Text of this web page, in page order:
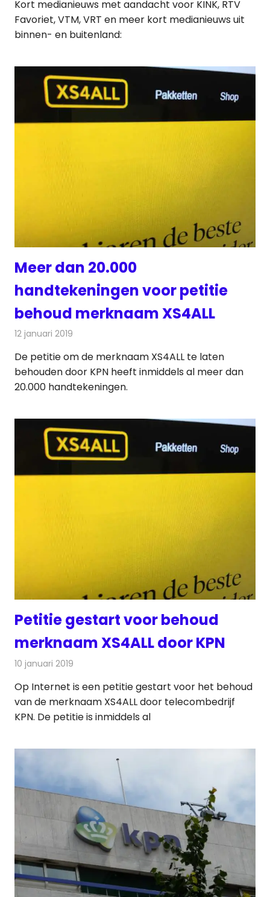
Kort medianieuws met aandacht voor KINK, RTV
Favoriet, VTM, VRT en meer kort medianieuws uit
binnen- en buitenland:
Meer dan 20.000
handtekeningen voor petitie
behoud merknaam XS4ALL
12 januari 2019
De petitie om de merknaam XS4ALL te laten
behouden door KPN heeft inmiddels al meer dan
20.000 handtekeningen.
Petitie gestart voor behoud
merknaam XS4ALL door KPN
10 januari 2019
Op Internet is een petitie gestart voor het behoud
van de merknaam XS4ALL door telecombedrijf
KPN. De petitie is inmiddels al